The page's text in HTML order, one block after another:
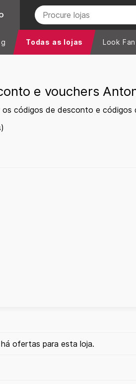
Todas as lojas Look
e vouchers
códigos de desconto e
ofertas para esta loja.